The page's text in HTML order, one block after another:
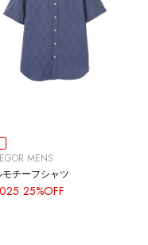
MENS
モチーフシャツ
25%OFF